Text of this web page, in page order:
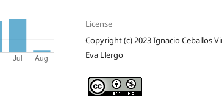
License
Copyright (c) 2023 Ignacio Ceballos
Eva Llergo